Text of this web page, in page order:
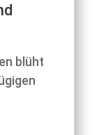
blüht